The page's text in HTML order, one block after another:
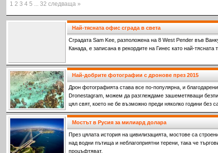
1 2 3 4 5 ... 32 следваща »
Най-тясната офис сграда в света
Сградата Sam Kee, разположена на 8 West Pender във
Канада, е записана в рекордите на Гинес като най-тясната
Най-добрите фотографии с дронове през 2015
Дрон фотографията става все по-популярна, и
Dronestagram, можем да разглеждаме зашеметяващи
цял свят, което не бе възможно преди няколко години без
Мостът в Русия за милиард долара
През цялата история на цивилизацията, мостове са
над водни пътища и неблагоприятни терени, така че
процъфтяват.